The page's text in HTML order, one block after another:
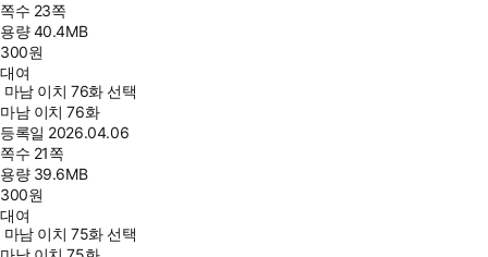
쪽수 23쪽
용량40.4MB
300원
대여
마남 이치 76화 선택
마남 이치 76화
등록일 2026.04.06
쪽수 21쪽
용량 39.6MB
300원
대여
마남 이치 75화 선택